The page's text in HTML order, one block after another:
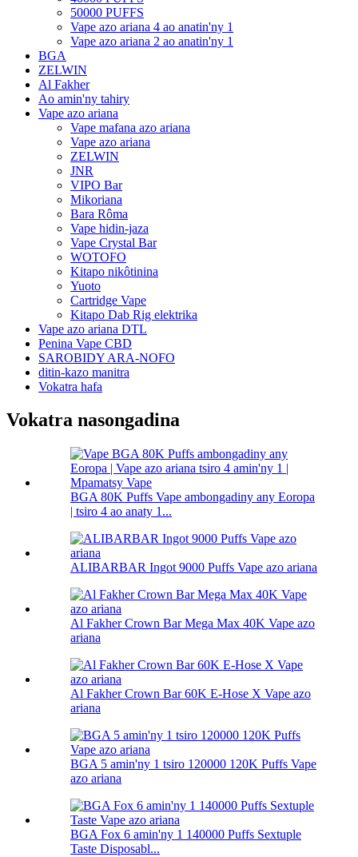
50000 PUFFS
Vape azo ariana 4 ao anatin'ny 1
Vape azo ariana 2 ao anatin'ny 1
BGA
ZELWIN
Al Fakher
Ao amin'ny tahiry
Vape azo ariana
Vape mafana azo ariana
Vape azo ariana
ZELWIN
JNR
VIPO Bar
Mikoriana
Bara Rôma
Vape hidin-jaza
Vape Crystal Bar
WOTOFO
Kitapo nikôtinina
Yuoto
Cartridge Vape
Kitapo Dab Rig elektrika
Vape azo ariana DTL
Penina Vape CBD
SAROBIDY ARA-NOFO
ditin-kazo manitra
Vokatra hafa
Vokatra nasongadina
BGA 80K Puffs Vape ambongadiny any Eoropa
| tsiro 4 ao anaty 1...
ALIBARBAR Ingot 9000 Puffs Vape azo ariana
Al Fakher Crown Bar Mega Max 40K Vape azo
ariana
Al Fakher Crown Bar 60K E-Hose X Vape azo
ariana
BGA 5 amin'ny 1 tsiro 120000 120K Puffs Vape
azo ariana
BGA Fox 6 amin'ny 1 140000 Puffs Sextuple
Taste Disposabl...